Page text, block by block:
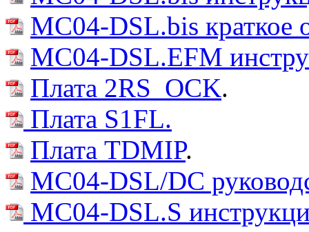
MC04-DSL.bis краткое
MC04-DSL.EFM
Плата 2RS_OCK.
Плата S1FL.
Плата TDMIP.
MC04-DSL/DC
MC04-DSL.S